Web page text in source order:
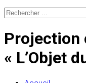
Projection
« L’Objet